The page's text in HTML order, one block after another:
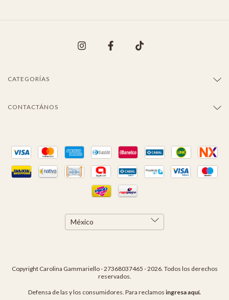
CATEGORÍAS
CONTACTÁNOS
Copyright Carolina Gammariello - 27368037465 - 2026. Todos los derechos
reservados.
Defensa de las y los consumidores. Para reclamos ingresa aquí.